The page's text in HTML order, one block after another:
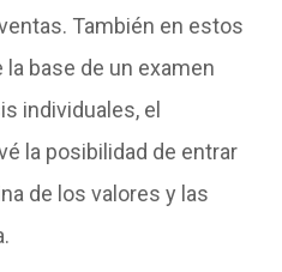
También en estos
base de un examen
individuales, el
la posibilidad de entrar
de los valores y las